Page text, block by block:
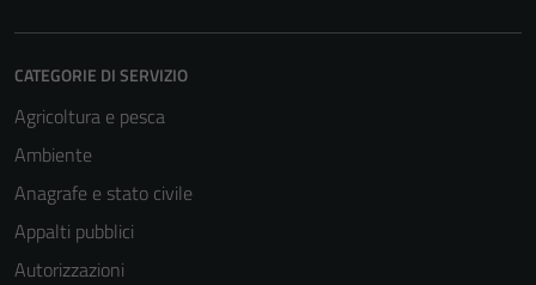
CATEGORIE DI SERVIZIO
Agricoltura e pesca
Ambiente
Anagrafe e stato civile
Appalti pubblici
Autorizzazioni